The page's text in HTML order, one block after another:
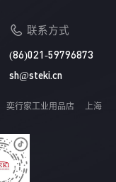
联系方式
(86)021-59796873
sh@steki.cn
奕行家工业用品店
上海